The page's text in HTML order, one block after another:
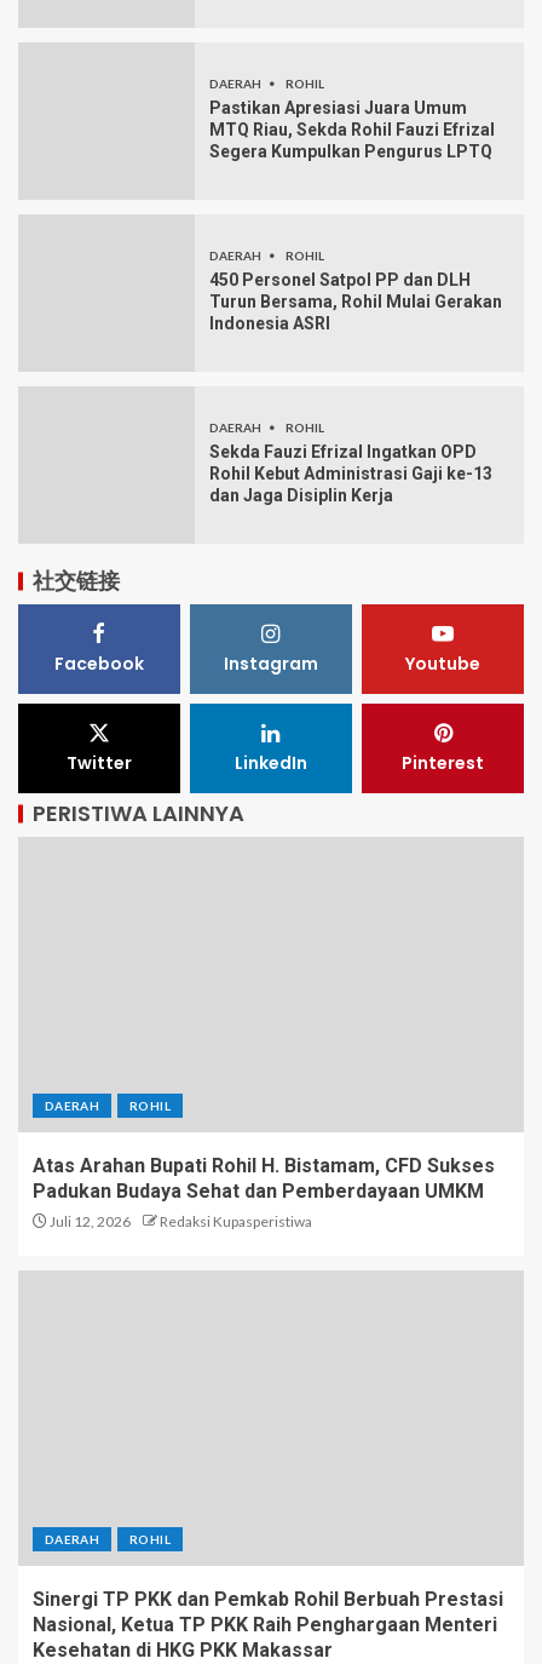
DAERAH ROHIL
Pastikan Apresiasi Juara Umum
MTQ Riau, Sekda Rohil Fauzi Efrizal
Segera Kumpulkan Pengurus LPTQ
DAERAH ROHIL
450 Personel Satpol PP dan DLH
Turun Bersama, Rohil Mulai Gerakan
Indonesia ASRI
DAERAH ROHIL
Sekda Fauzi Efrizal Ingatkan OPD
Rohil Kebut Administrasi Gaji ke-13
dan Jaga Disiplin Kerja
社交链接
Facebook Instagram Youtube
Twitter LinkedIn Pinterest
PERISTIWA LAINNYA
DAERAH ROHIL
Atas Arahan Bupati Rohil H. Bistamam, CFD Sukses
Padukan Budaya Sehat dan Pemberdayaan UMKM
Juli 12, 2026 Redaksi Kupasperistiwa
DAERAH ROHIL
Sinergi TP PKK dan Pemkab Rohil Berbuah Prestasi
Nasional, Ketua TP PKK Raih Penghargaan Menteri
Kesehatan di HKG PKK Makassar